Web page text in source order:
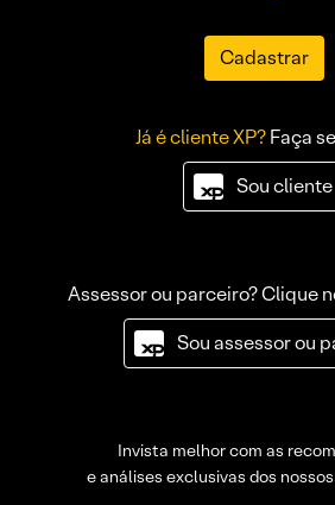
Cadastrar
Já é cliente XP?Faça
Sou cliente
Assessor ou parceiro? Clique
Sou assessor ou
Invista melhor com as
e análises exclusivas dos